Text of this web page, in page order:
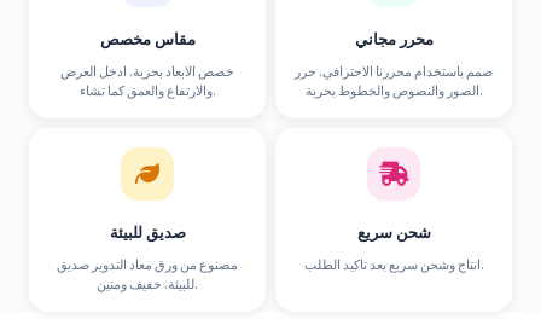
مقاس مخصص
خصص الابعاد بحرية. ادخل العرض
والارتفاع والعمق كما تشاء.
محرر مجاني
صمم باستخدام محررنا الاحترافي. حرر
الصور والنصوص والخطوط بحرية.
صديق للبيئة
مصنوع من ورق معاد التدوير صديق
للبيئة. خفيف ومتين.
شحن سريع
انتاج وشحن سريع بعد تاكيد الطلب.